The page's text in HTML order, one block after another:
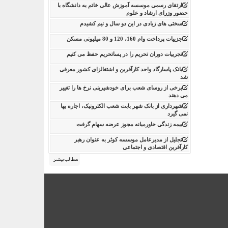
ارتقای رسمی موسسه آموزش عالی خاتم به دانشگاه با
حضور وزرای ارشاد و علوم
سختی های زیادی در این دو سال و نیم کشیدم
جزییات پرداخت وام 160، 120 و 80 میلیونی مسکن
تجربیات دوران تحریم را در پساتحریم حفظ می کنیم
بانک پاسارگاد واحد کارآفرین و اشتغالزای کشور معرفی
شد
برخی از روسای شعب برای خودشیرینی نرخ ها را تغییر
می دهند
شهرداری از بانک شهر بابت شعب الکترونیک، اجاره بها
نمی گیرد
بیمه زندگی خاورمیانه مجوز عرضه سهام گرفت
تجلیل از مدیرعامل موسسه کوثر به عنوان رهبر
کارآفرین اقتصادی و اجتماعی
مطالب بیشتر